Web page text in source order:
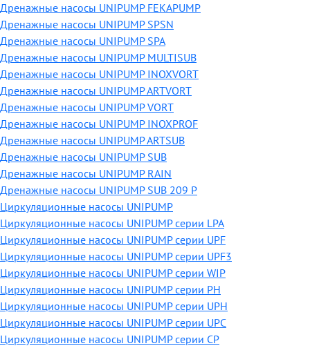
Дренажные насосы UNIPUMP FEKAPUMP
Дренажные насосы UNIPUMP SPSN
Дренажные насосы UNIPUMP SPA
Дренажные насосы UNIPUMP MULTISUB
Дренажные насосы UNIPUMP INOXVORT
Дренажные насосы UNIPUMP ARTVORT
Дренажные насосы UNIPUMP VORT
Дренажные насосы UNIPUMP INOXPROF
Дренажные насосы UNIPUMP ARTSUB
Дренажные насосы UNIPUMP SUB
Дренажные насосы UNIPUMP RAIN
Дренажные насосы UNIPUMP SUB 209 P
Циркуляционные насосы UNIPUMP
Циркуляционные насосы UNIPUMP серии LPA
Циркуляционные насосы UNIPUMP серии UPF
Циркуляционные насосы UNIPUMP серии UPF3
Циркуляционные насосы UNIPUMP серии WIP
Циркуляционные насосы UNIPUMP серии PH
Циркуляционные насосы UNIPUMP серии UPH
Циркуляционные насосы UNIPUMP серии UPC
Циркуляционные насосы UNIPUMP серии CP